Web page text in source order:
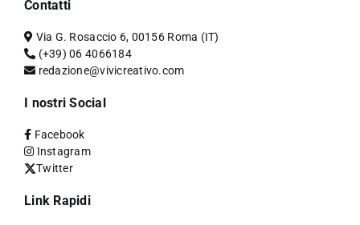
Contatti
Via G. Rosaccio 6, 00156 Roma (IT)
(+39) 06 4066184
redazione@vivicreativo.com
I nostri Social
Facebook
Instagram
Twitter
Link Rapidi